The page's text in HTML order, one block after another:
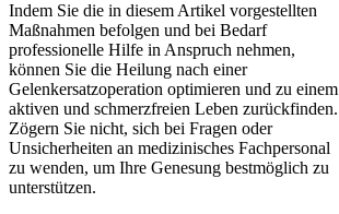
Indem Sie die in diesem Artikel vorgestellten
Maßnahmen befolgen und bei Bedarf
professionelle Hilfe in Anspruch nehmen,
können Sie die Heilung nach einer
Gelenkersatzoperation optimieren und zu einem
aktiven und schmerzfreien Leben zurückfinden.
Zögern Sie nicht, sich bei Fragen oder
Unsicherheiten an medizinisches Fachpersonal
zu wenden, um Ihre Genesung bestmöglich zu
unterstützen.